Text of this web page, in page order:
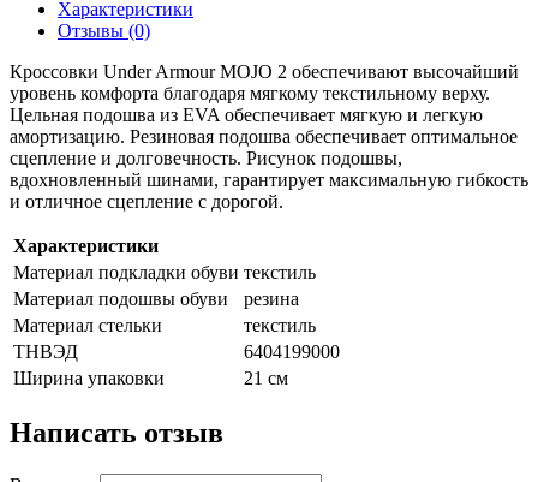
Характеристики
Отзывы (0)
Кроссовки Under Armour MOJO 2 обеспечивают высочайший
уровень комфорта благодаря мягкому текстильному верху.
Цельная подошва из EVA обеспечивает мягкую и легкую
амортизацию. Резиновая подошва обеспечивает оптимальное
сцепление и долговечность. Рисунок подошвы,
вдохновленный шинами, гарантирует максимальную гибкость
и отличное сцепление с дорогой.
Характеристики
Материал подкладки обуви текстиль
Материал подошвы обуви
резина
Материал стельки
текстиль
ТНВЭД
6404199000
Ширина упаковки
21 см
Написать отзыв